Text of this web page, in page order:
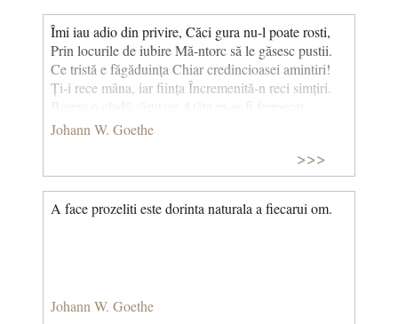
Îmi iau adio din privire, Căci gura nu-l poate rosti,
Prin locurile de iubire Mă-ntorc să le găsesc pustii.
Ce tristă e făgăduința Chiar credincioasei amintiri!
Ți-i rece mâna, iar ființa Încremenită-n reci simțiri.
Barem o cladă sărutare Atâta m-ar fi fermecat,
Precum ne bucură o floare Culeasă-n Martele-nnorat.
știu; Când pentru tine-i primăvară, La mine-i toamnă,
și-i târziu. (Despărțire) Traducere de N. Porsenna
Johann W. Goethe
>>>
A face prozeliti este dorinta naturala a fiecarui om.
Johann W. Goethe